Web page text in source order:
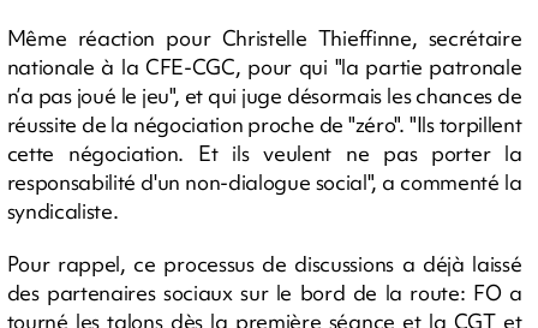
Même réaction pour Christelle Thieffinne, secrétaire
nationale à la CFE-CGC, pour qui "la partie patronale
n’a pas joué le jeu", et qui juge désormais les chances de
réussite de la négociation proche de "zéro". "Ils torpillent
cette négociation. Et ils veulent ne pas porter la
responsabilité d'un non-dialogue social", a commenté la
syndicaliste.
Pour rappel, ce processus de discussions a déjà laissé
des partenaires sociaux sur le bord de la route: FO a
tourné les talons dès la première séance et la CGT et